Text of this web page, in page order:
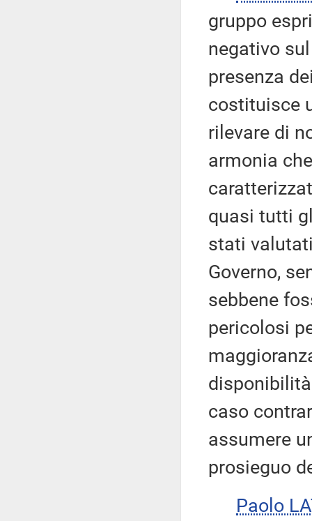
gruppo
negativo
presenza
costituisce
rilevare di
armonia
quasi tutti
stati
Governo,
sebbene
pericolosi
caso
assumere
prosieguo
Paolo